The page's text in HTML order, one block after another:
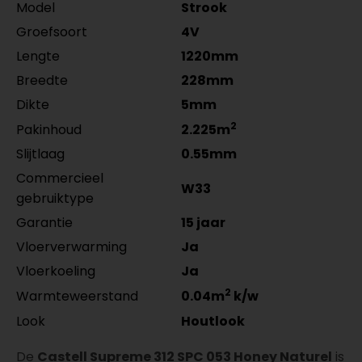
zwart gefolied 5531.2910.19
zwart gefolied 5532.2210.19
Model
Strook
Groefsoort
4V
Lengte
1220mm
Breedte
228mm
Dikte
5mm
Pakinhoud
2.225m2
Slijtlaag
0.55mm
Commercieel
gebruiktype
W33
Garantie
15 jaar
Vloerverwarming
Ja
Vloerkoeling
Ja
Warmteweerstand
0.04m2 k/w
Look
Houtlook
De Castell Supreme 312 SPC 053 Honey Naturel is